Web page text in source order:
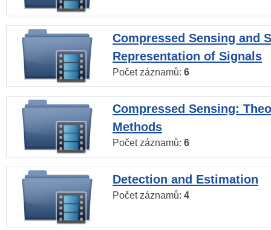
Compressed Sensing and
Representation of Signals
Počet záznamů: 6
Compressed Sensing:
Methods
Počet záznamů: 6
Detection and Estimation
Počet záznamů: 4